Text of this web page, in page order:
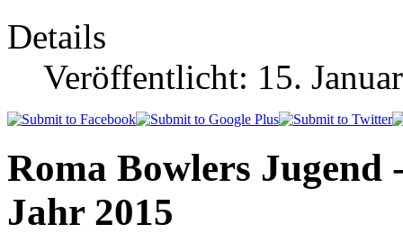
Details
Veröffentlicht: 15.
Roma Bowlers
Jahr 2015